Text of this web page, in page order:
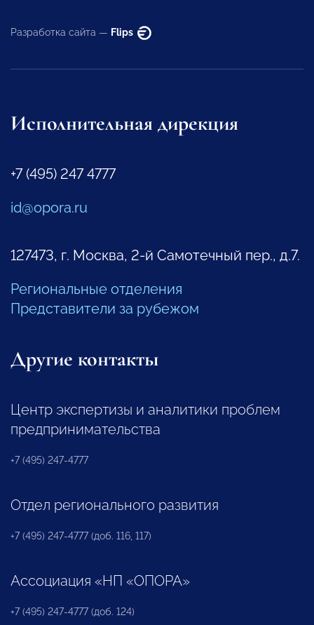
Разработка сайта — Flips
Исполнительная дирекция
+7 (495) 247 4777
id@opora.ru
127473, г. Москва, 2-й Самотечный пер., д.7.
Региональные отделения
Представители за рубежом
Другие контакты
Центр экспертизы и аналитики проблем
предпринимательства
+7 (495) 247-4777
Отдел регионального развития
+7 (495) 247-4777 (доб. 116, 117)
Ассоциация «НП «ОПОРА»
+7 (495) 247-4777 (доб. 124)